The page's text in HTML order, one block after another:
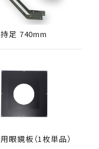
持足 740mm
用眼鏡板（1枚単品）